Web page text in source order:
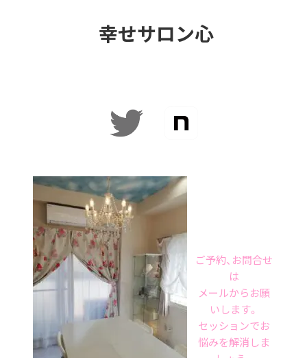
幸せサロン心
ご予約、お問合せ
は
メールからお願
いします。
セッションでお
悩みを解消しま